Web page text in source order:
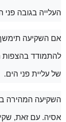
העלייה בגובה פני
אם השקיעה תימשך
להתמודד בהצפות
של עליית פני הים.
השקיעה המהירה
אסיה. עם זאת,